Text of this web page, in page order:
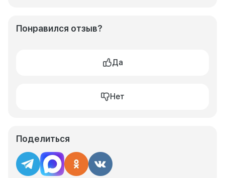
Понравился отзыв?
Да
Нет
Поделиться